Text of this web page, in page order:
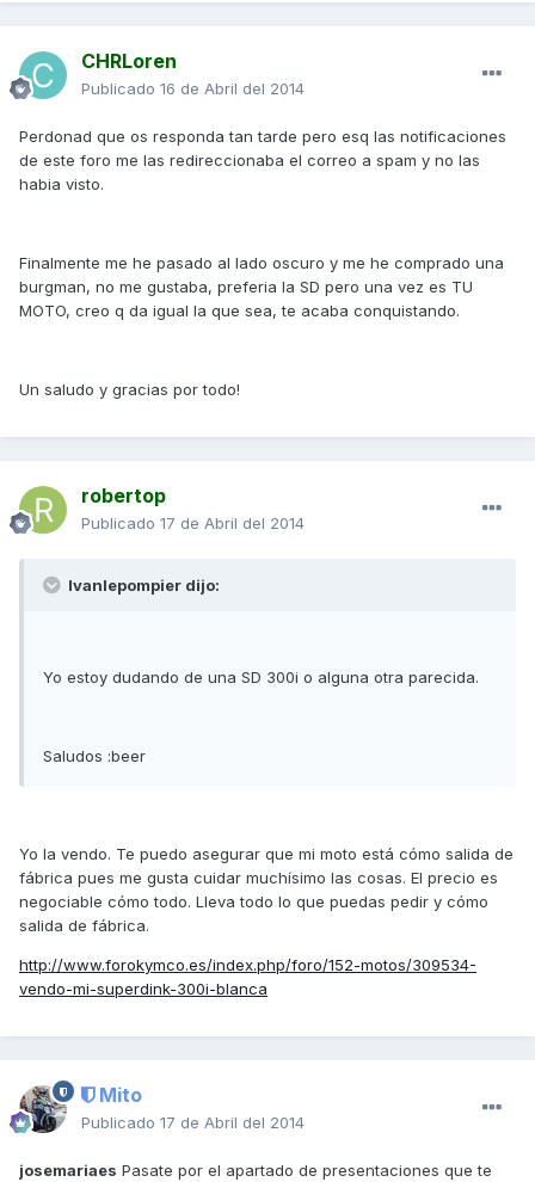
CHRLoren
Publicado 16 de Abril del 2014
Perdonad que os responda tan tarde pero esq las notificaciones
de este foro me las redireccionaba el correo a spam y no las
habia visto.
Finalmente me he pasado al lado oscuro y me he comprado una
burgman, no me gustaba, preferia la SD pero una vez es TU
MOTO, creo q da igual la que sea, te acaba conquistando.
Un saludo y gracias por todo!
robertop
Publicado 17 de Abril del 2014
Ivanlepompier dijo:
Yo estoy dudando de una SD 300i o alguna otra parecida.
Saludos :beer
Yo la vendo. Te puedo asegurar que mi moto está cómo salida de
fábrica pues me gusta cuidar muchísimo las cosas. El precio es
negociable cómo todo. Lleva todo lo que puedas pedir y cómo
salida de fábrica.
http://www.forokymco.es/index.php/foro/152-motos/309534-
vendo-mi-superdink-300i-blanca
Mito
Publicado 17 de Abril del 2014
josemariaes Pasate por el apartado de presentaciones que te